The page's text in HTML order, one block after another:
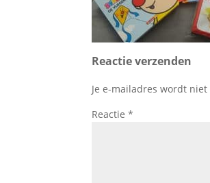
Reactie verzenden
Je e-mailadres wordt
Reactie*